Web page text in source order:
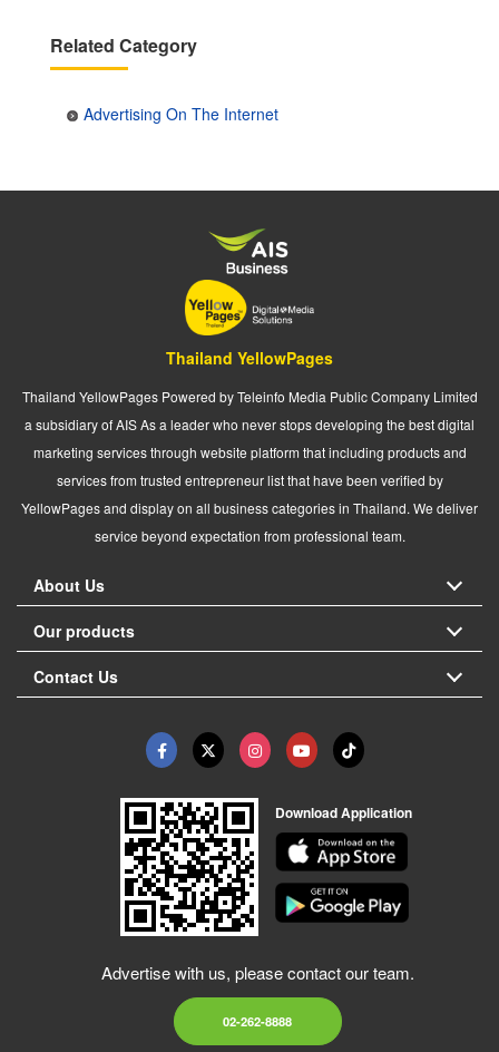
Related Category
Advertising On The Internet
Thailand YellowPages
Thailand YellowPages Powered by Teleinfo Media Public Company Limited
a subsidiary of AIS As a leader who never stops developing the best digital
marketing services through website platform that including products and
services from trusted entrepreneur list that have been verified by
YellowPages and display on all business categories in Thailand. We deliver
service beyond expectation from professional team.
About Us
Our products
Contact Us
Download Application
Advertise with us, please contact our team.
02-262-8888